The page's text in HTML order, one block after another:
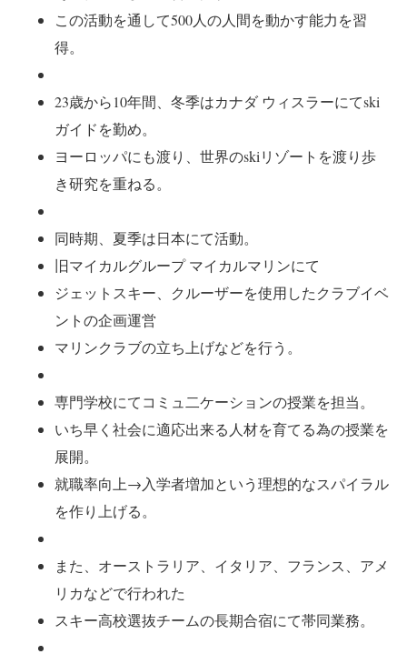
この活動を通して500人の人間を動かす能力を習
得。
23歳から10年間、冬季はカナダ ウィスラーにてski
ガイドを勤め。
ヨーロッパにも渡り、世界のskiリゾートを渡り歩
き研究を重ねる。
同時期、夏季は日本にて活動。
旧マイカルグループ マイカルマリンにて
ジェットスキー、クルーザーを使用したクラブイベ
ントの企画運営
マリンクラブの立ち上げなどを行う。
専門学校にてコミュ二ケーションの授業を担当。
いち早く社会に適応出来る人材を育てる為の授業を
展開。
就職率向上→入学者増加という理想的なスパイラル
を作り上げる。
また、オーストラリア、イタリア、フランス、アメ
リカなどで行われた
スキー高校選抜チームの長期合宿にて帯同業務。